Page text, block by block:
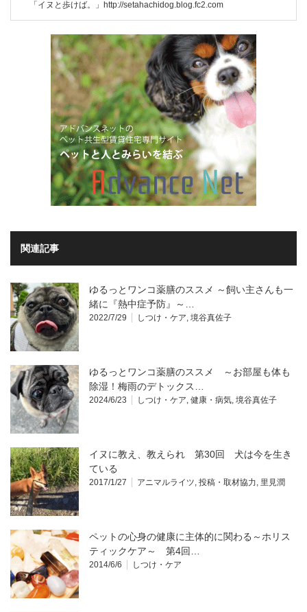
「イヌと歩けば。」 http://setahachidog.blog.fc2.com
関連記事
ゆるっとワンコ薬膳のススメ ～飼い主さんも一
緒に『熱中症予防』～…
2022/7/29 しつけ・ケア 境谷真佐子
ゆるっとワンコ薬膳のススメ ～お部屋も体も
除湿！梅雨のデトックス…
2024/6/23 しつけ・ケア 健康・病気 境谷真佐子
イヌに教え、教えられ 第30回 犬は今を生き
ている
2017/1/27 アニマルライツ 投稿・取材協力 里見潤
ペットの心身の健康に主体的に関わる～ホリス
ティックケア～ 第4回…
2014/6/6 しつけ・ケア